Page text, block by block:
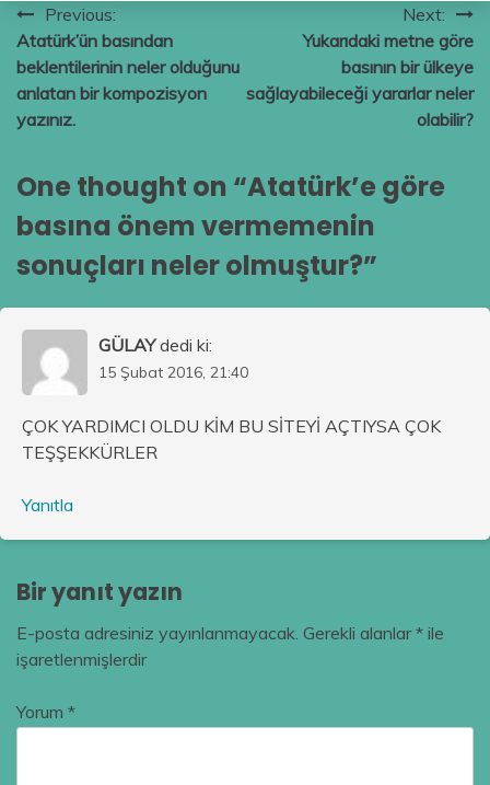
Yazı
gezinmesi
Previous:
Atatürk’ün basından
beklentilerinin neler olduğunu
anlatan bir kompozisyon
yazınız.
Next:
Yukarıdaki metne göre
basının bir ülkeye
sağlayabileceği yararlar neler
olabilir?
One thought on “Atatürk’e göre
basına önem vermemenin
sonuçları neler olmuştur?”
GÜLAY dedi ki:
15 Şubat 2016, 21:40
ÇOK YARDIMCI OLDU KİM BU SİTEYİ AÇTIYSA ÇOK
TEŞŞEKKÜRLER
Yanıtla
Bir yanıt yazın
E-posta adresiniz yayınlanmayacak. Gerekli alanlar* ile
işaretlenmişlerdir
Yorum *